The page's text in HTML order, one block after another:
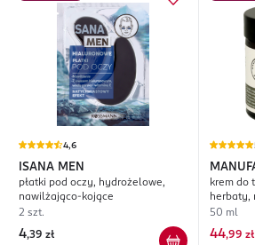
4,6
ISANA MEN
płatki pod oczy, hydrożelowe,
nawilżająco-kojące
2 szt.
4,39 zł
krem do
herbaty,
mężczyzn
50 ml
44,99 zł